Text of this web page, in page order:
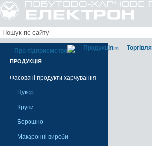
Про підприємство Продукція Торгівля
ПРОДУКЦІЯ
Фасовані продукти харчування
Цукор
Крупи
Борошно
Макаронні вироби